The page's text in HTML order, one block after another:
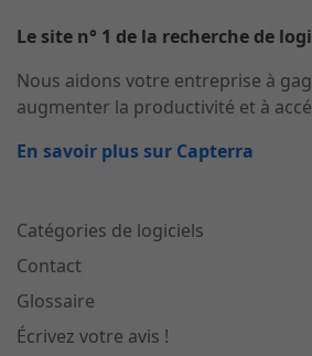
Le site n° 1 de la recherche de
Nous aidons votre entreprise à
augmenter la productivité et à
En savoir plus sur Capterra
Catégories de logiciels
Contact
Glossaire
Écrivez votre avis !